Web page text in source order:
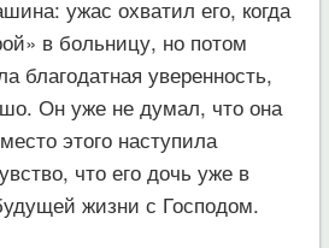
ужас охватил его, когда
в больницу, но потом
благодатная уверенность,
Он уже не думал, что она
этого наступила
что его дочь уже в
жизни с Господом.